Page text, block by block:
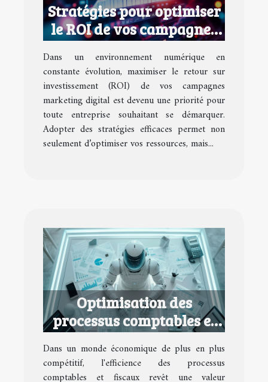
Stratégies pour optimiser
le ROI de vos campagnes
marketing digital
Dans un environnement numérique en
constante évolution, maximiser le retour sur
investissement (ROI) de vos campagnes
marketing digital est devenu une priorité pour
toute entreprise souhaitant se démarquer.
Adopter des stratégies efficaces permet non
seulement d’optimiser vos ressources, mais...
Optimisation des
processus comptables et
fiscaux pour petites
entreprises
Dans un monde économique de plus en plus
compétitif, l'efficience des processus
comptables et fiscaux revêt une valeur